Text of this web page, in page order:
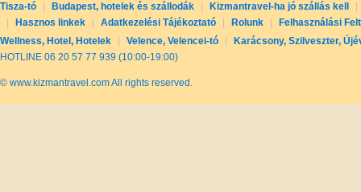
Tisza-tó Budapest, hotelek és szállodák Kizmantravel-ha jó szállás kell
Hasznos linkek Adatkezelési Tájékoztató Rolunk
Felhasználási
Wellness, Hotel, Hotelek
Velence, Velencei-tó
Karácsony, Szilveszter,
HOTLINE 06 20 57 77 939 (10:00-19:00)
© www.kizmantravel.com All rights reserved.